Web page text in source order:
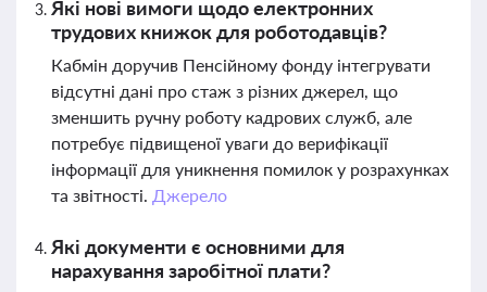
Які нові вимоги щодо електронних
трудових книжок для роботодавців?
Кабмін доручив Пенсійному фонду інтегрувати
відсутні дані про стаж з різних джерел, що
зменшить ручну роботу кадрових служб, але
потребує підвищеної уваги до верифікації
інформації для уникнення помилок у розрахунках
та звітності. Джерело
Які документи є основними для
нарахування заробітної плати?